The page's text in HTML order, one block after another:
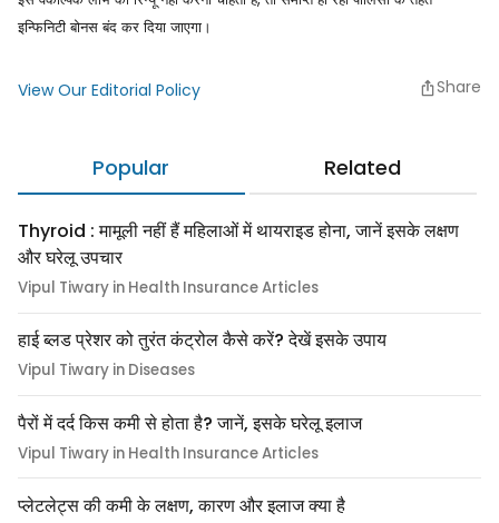
इन्फिनिटी बोनस बंद कर दिया जाएगा।
View Our Editorial Policy Share
Popular Related
Thyroid : मामूली नहीं हैं महिलाओं में थायराइड होना, जानें इसके लक्षण
और घरेलू उपचार
Vipul Tiwary in Health Insurance Articles
हाई ब्लड प्रेशर को तुरंत कंट्रोल कैसे करें? देखें इसके उपाय
Vipul Tiwary in Diseases
पैरों में दर्द किस कमी से होता है? जानें, इसके घरेलू इलाज
Vipul Tiwary in Health Insurance Articles
प्लेटलेट्स की कमी के लक्षण, कारण और इलाज क्या है